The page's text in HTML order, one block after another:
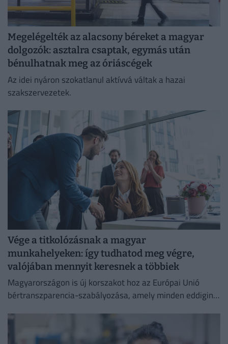
Megelégelték az alacsony béreket a magyar
dolgozók: asztalra csaptak, egymás után
bénulhatnak meg az óriáscégek
Az idei nyáron szokatlanul aktívvá váltak a hazai
szakszervezetek.
Vége a titkolózásnak a magyar
munkahelyeken: így tudhatod meg végre,
valójában mennyit keresnek a többiek
Magyarországon is új korszakot hoz az Európai Unió
bértranszparencia-szabályozása, amely minden eddiginél